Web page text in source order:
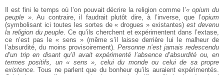
Il est fini le temps où l’on pouvait décrire la religion comme l’« opium du
peuple ». Au contraire, il faudrait plutôt dire, à l’inverse, que l’opium
(symbolisant ici toutes les sortes de « drogues » existantes)est devenu
la religion du peuple . Ce qu’ils cherchent et expérimentent dans l’extase,
ce n’est pas le « sens » (même s’il laisse derrière lui le malheur de
l’absurdité, du moins provisoirement). Personne n’est jamais redescendu
d’un trip en disant qu’il avait expérimenté l’absence d’absurdité ou, en
termes positifs, un « sens », celui du monde ou celui de sa propre
existence . Tous ne parlent que du bonheur qu’ils auraient expérimentés.